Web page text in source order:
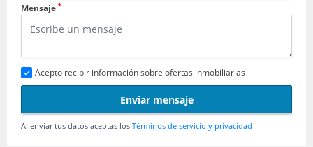
Mensaje *
Acepto recibir información sobre ofertas inmobiliarias
Enviar mensaje
Al enviar tus datos aceptas los Términos de servicio y privacidad